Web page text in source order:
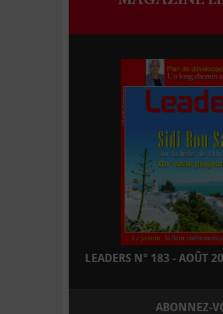
LEADERS N° 183 - AOÛT
ABONNEZ-